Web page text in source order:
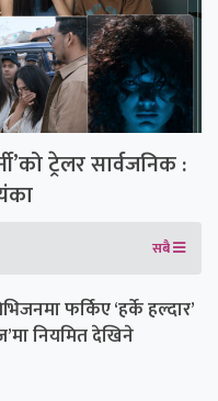
ट्रेलर सार्वजनिक :
सबै
फर्किए ‘हर्के हल्दार’
नियमित देखिने